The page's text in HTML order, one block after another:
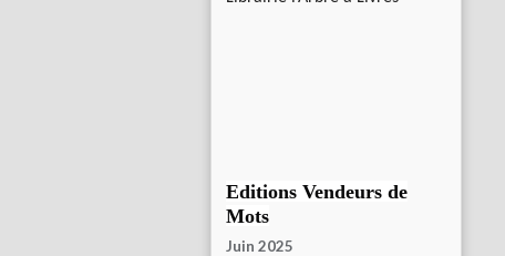
Editions Vendeurs de
Mots
Juin 2025